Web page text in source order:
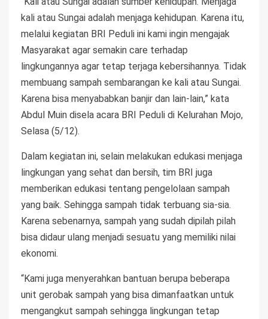
kali atau Sungai adalah menjaga kehidupan. Karena itu,
melalui kegiatan BRI Peduli ini kami ingin mengajak
Masyarakat agar semakin care terhadap
lingkungannya agar tetap terjaga kebersihannya. Tidak
membuang sampah sembarangan ke kali atau Sungai.
Karena bisa menyababkan banjir dan lain-lain,” kata
Abdul Muin disela acara BRI Peduli di Kelurahan Mojo,
Selasa (5/12).
Dalam kegiatan ini, selain melakukan edukasi menjaga
lingkungan yang sehat dan bersih, tim BRI juga
memberikan edukasi tentang pengelolaan sampah
yang baik. Sehingga sampah tidak terbuang sia-sia.
Karena sebenarnya, sampah yang sudah dipilah pilah
bisa didaur ulang menjadi sesuatu yang memiliki nilai
ekonomi.
“Kami juga menyerahkan bantuan berupa beberapa
unit gerobak sampah yang bisa dimanfaatkan untuk
mengangkut sampah sehingga lingkungan tetap